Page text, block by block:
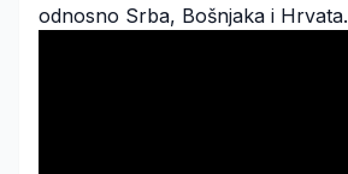
odnosno Srba, Bošnjaka i Hrvata.